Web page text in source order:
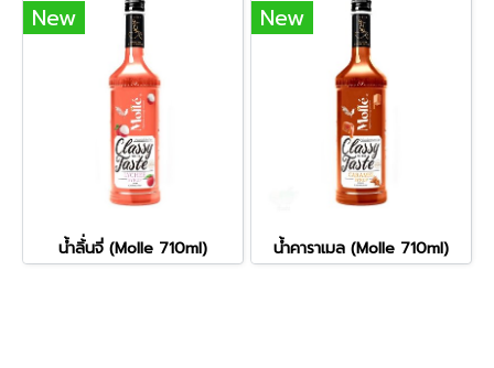
New
น้ำลิ้่นจี่ (Molle 710ml)
New
น้ำคาราเมล (Molle 710ml)